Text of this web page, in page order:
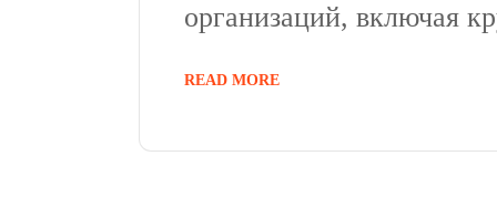
организаций, включая
READ MORE